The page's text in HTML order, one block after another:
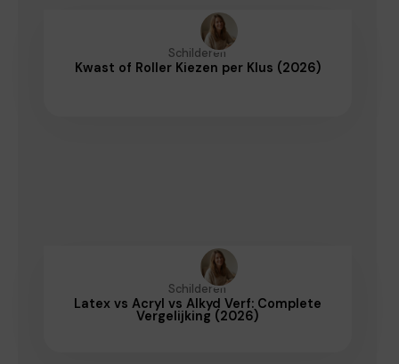
Schilderen
Kwast of Roller Kiezen per Klus (2026)
Schilderen
Latex vs Acryl vs Alkyd Verf: Complete
Vergelijking (2026)